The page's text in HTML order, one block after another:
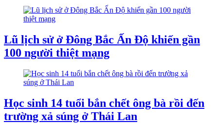
Lũ lịch sử ở Đông Bắc Ấn Độ khiến gần
100 người thiệt mạng
Học sinh 14 tuổi bắn chết ông bà rồi đến
trường xả súng ở Thái Lan